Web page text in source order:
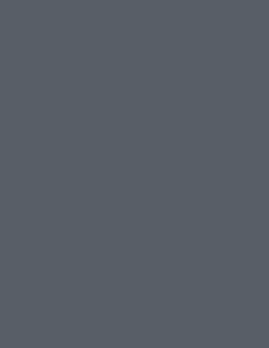
πέναλτι και τώρα…